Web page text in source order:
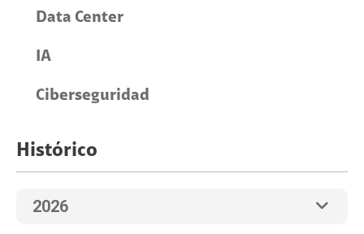
Data Center
IA
Ciberseguridad
Histórico
2026